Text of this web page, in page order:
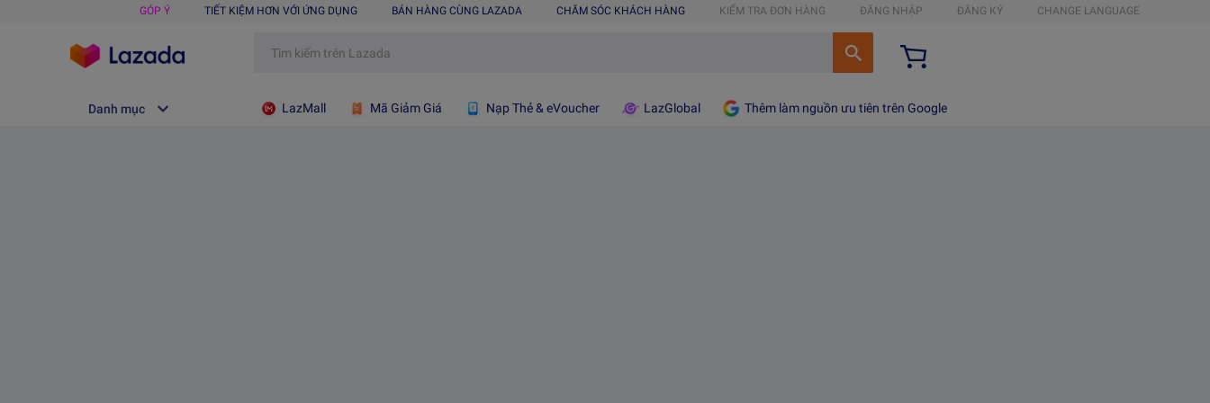
GÓP Ý TIẾT KIỆM HƠN VỚI ỨNG DỤNG BÁN HÀNG CÙNG LAZADA CHĂM SÓC KHÁCH HÀNG KIỂM TRA ĐƠN HÀNG ĐĂNG NHẬP ĐĂNG KÝ CHANGE LANGUAGE
Danh mục LazMall Mã Giảm Giá Nạp Thẻ & eVoucher LazGlobal Thêm làm nguồn ưu tiên trên Google